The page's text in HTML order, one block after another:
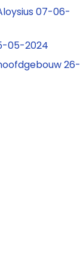
07-06-
05-2024
26-